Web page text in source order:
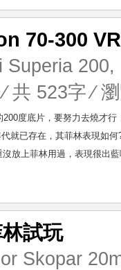
70-300 VR
Superia 200,
⁄ 共 523字 ⁄
200度底片，要努力去燒才
就已存在，其菲林表現如
放上菲林用過，表現很出
試玩
Skopar